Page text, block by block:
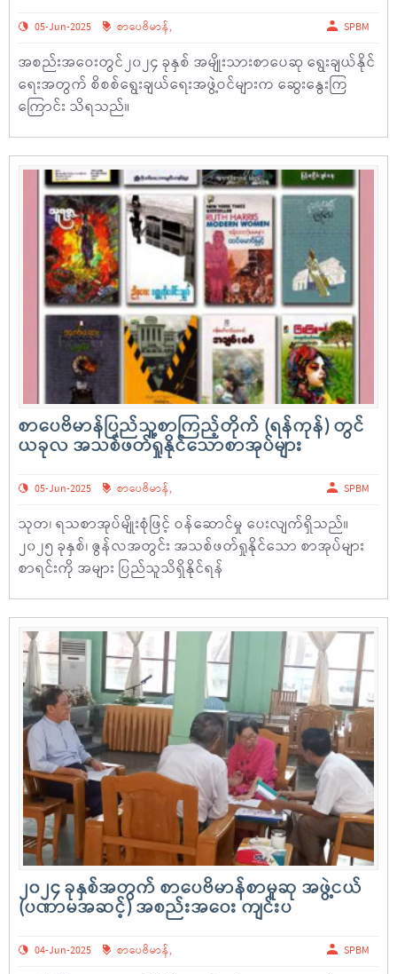
05-Jun-2025 စာပေဗိမာန်, SPBM
အစည်းအဝေးတွင်၂၀၂၄ ခုနှစ် အမျိုးသားစာပေဆု ရွေးချယ်နိုင်
ရေးအတွက် စိစစ်ရွေးချယ်ရေးအဖွဲ့ဝင်များက ဆွေးနွေးကြ
ကြောင်း သိရသည်။
စာပေဗိမာန်ပြည်သူ့စာကြည့်တိုက် (ရန်ကုန်) တွင်
ယခုလ အသစ်ဖတ်ရှုနိုင်သောစာအုပ်များ
05-Jun-2025 စာပေဗိမာန်, SPBM
သုတ၊ ရသစာအုပ်မျိုးစုံဖြင့် ဝန်ဆောင်မှု ပေးလျက်ရှိသည်။
၂၀၂၅ ခုနှစ်၊ ဇွန်လအတွင်း အသစ်ဖတ်ရှုနိုင်သော စာအုပ်များ
စာရင်းကို အများ ပြည်သူသိရှိနိုင်ရန်
၂၀၂၄ ခုနှစ်အတွက် စာပေဗိမာန်စာမူဆု အဖွဲ့ငယ်
(ပဏာမအဆင့်) အစည်းအဝေး ကျင်းပ
04-Jun-2025 စာပေဗိမာန်, SPBM